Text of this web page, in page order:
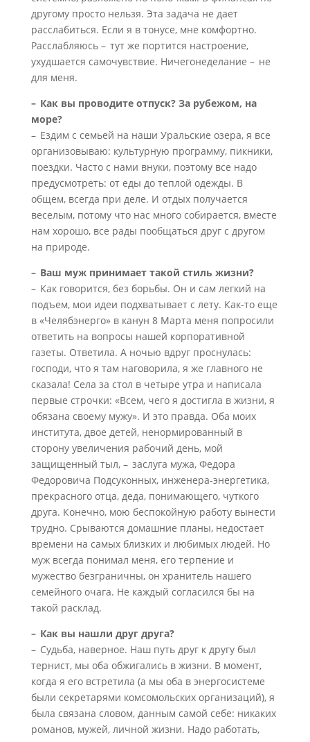
другому просто нельзя. Эта задача не дает
расслабиться. Если я в тонусе, мне комфортно.
Расслабляюсь – тут же портится настроение,
ухудшается самочувствие. Ничегонеделание – не
для меня.
– Как вы проводите отпуск? За рубежом, на
море?
– Ездим с семьей на наши Уральские озера, я все
организовываю: культурную программу, пикники,
поездки. Часто с нами внуки, поэтому все надо
предусмотреть: от еды до теплой одежды. В
общем, всегда при деле. И отдых получается
веселым, потому что нас много собирается, вместе
нам хорошо, все рады пообщаться друг с другом
на природе.
– Ваш муж принимает такой стиль жизни?
– Как говорится, без борьбы. Он и сам легкий на
подъем, мои идеи подхватывает с лету. Как-то еще
в «Челябэнерго» в канун 8 Марта меня попросили
ответить на вопросы нашей корпоративной
газеты. Ответила. А ночью вдруг проснулась:
господи, что я там наговорила, я же главного не
сказала! Села за стол в четыре утра и написала
первые строчки: «Всем, чего я достигла в жизни, я
обязана своему мужу». И это правда. Оба моих
института, двое детей, ненормированный в
сторону увеличения рабочий день, мой
защищенный тыл, – заслуга мужа, Федора
Федоровича Подсуконных, инженера-энергетика,
прекрасного отца, деда, понимающего, чуткого
друга. Конечно, мою беспокойную работу вынести
трудно. Срываются домашние планы, недостает
времени на самых близких и любимых людей. Но
муж всегда понимал меня, его терпение и
мужество безграничны, он хранитель нашего
семейного очага. Не каждый согласился бы на
такой расклад.
– Как вы нашли друг друга?
– Судьба, наверное. Наш путь друг к другу был
тернист, мы оба обжигались в жизни. В момент,
когда я его встретила (а мы оба в энергосистеме
были секретарями комсомольских организаций), я
была связана словом, данным самой себе: никаких
романов, мужей, личной жизни. Надо работать,